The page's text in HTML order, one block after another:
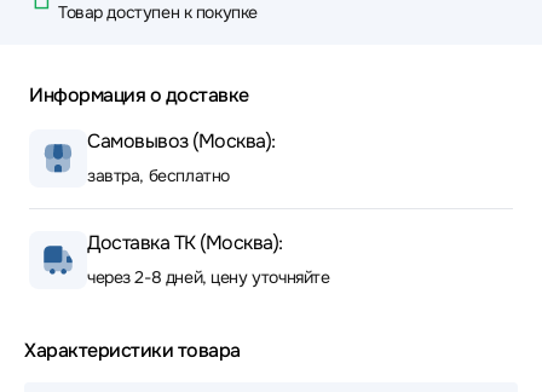
Товар доступен к покупке
Информация о доставке
Самовывоз (Москва):
завтра, бесплатно
Доставка ТК (Москва):
через 2-8 дней, цену уточняйте
Характеристики товара